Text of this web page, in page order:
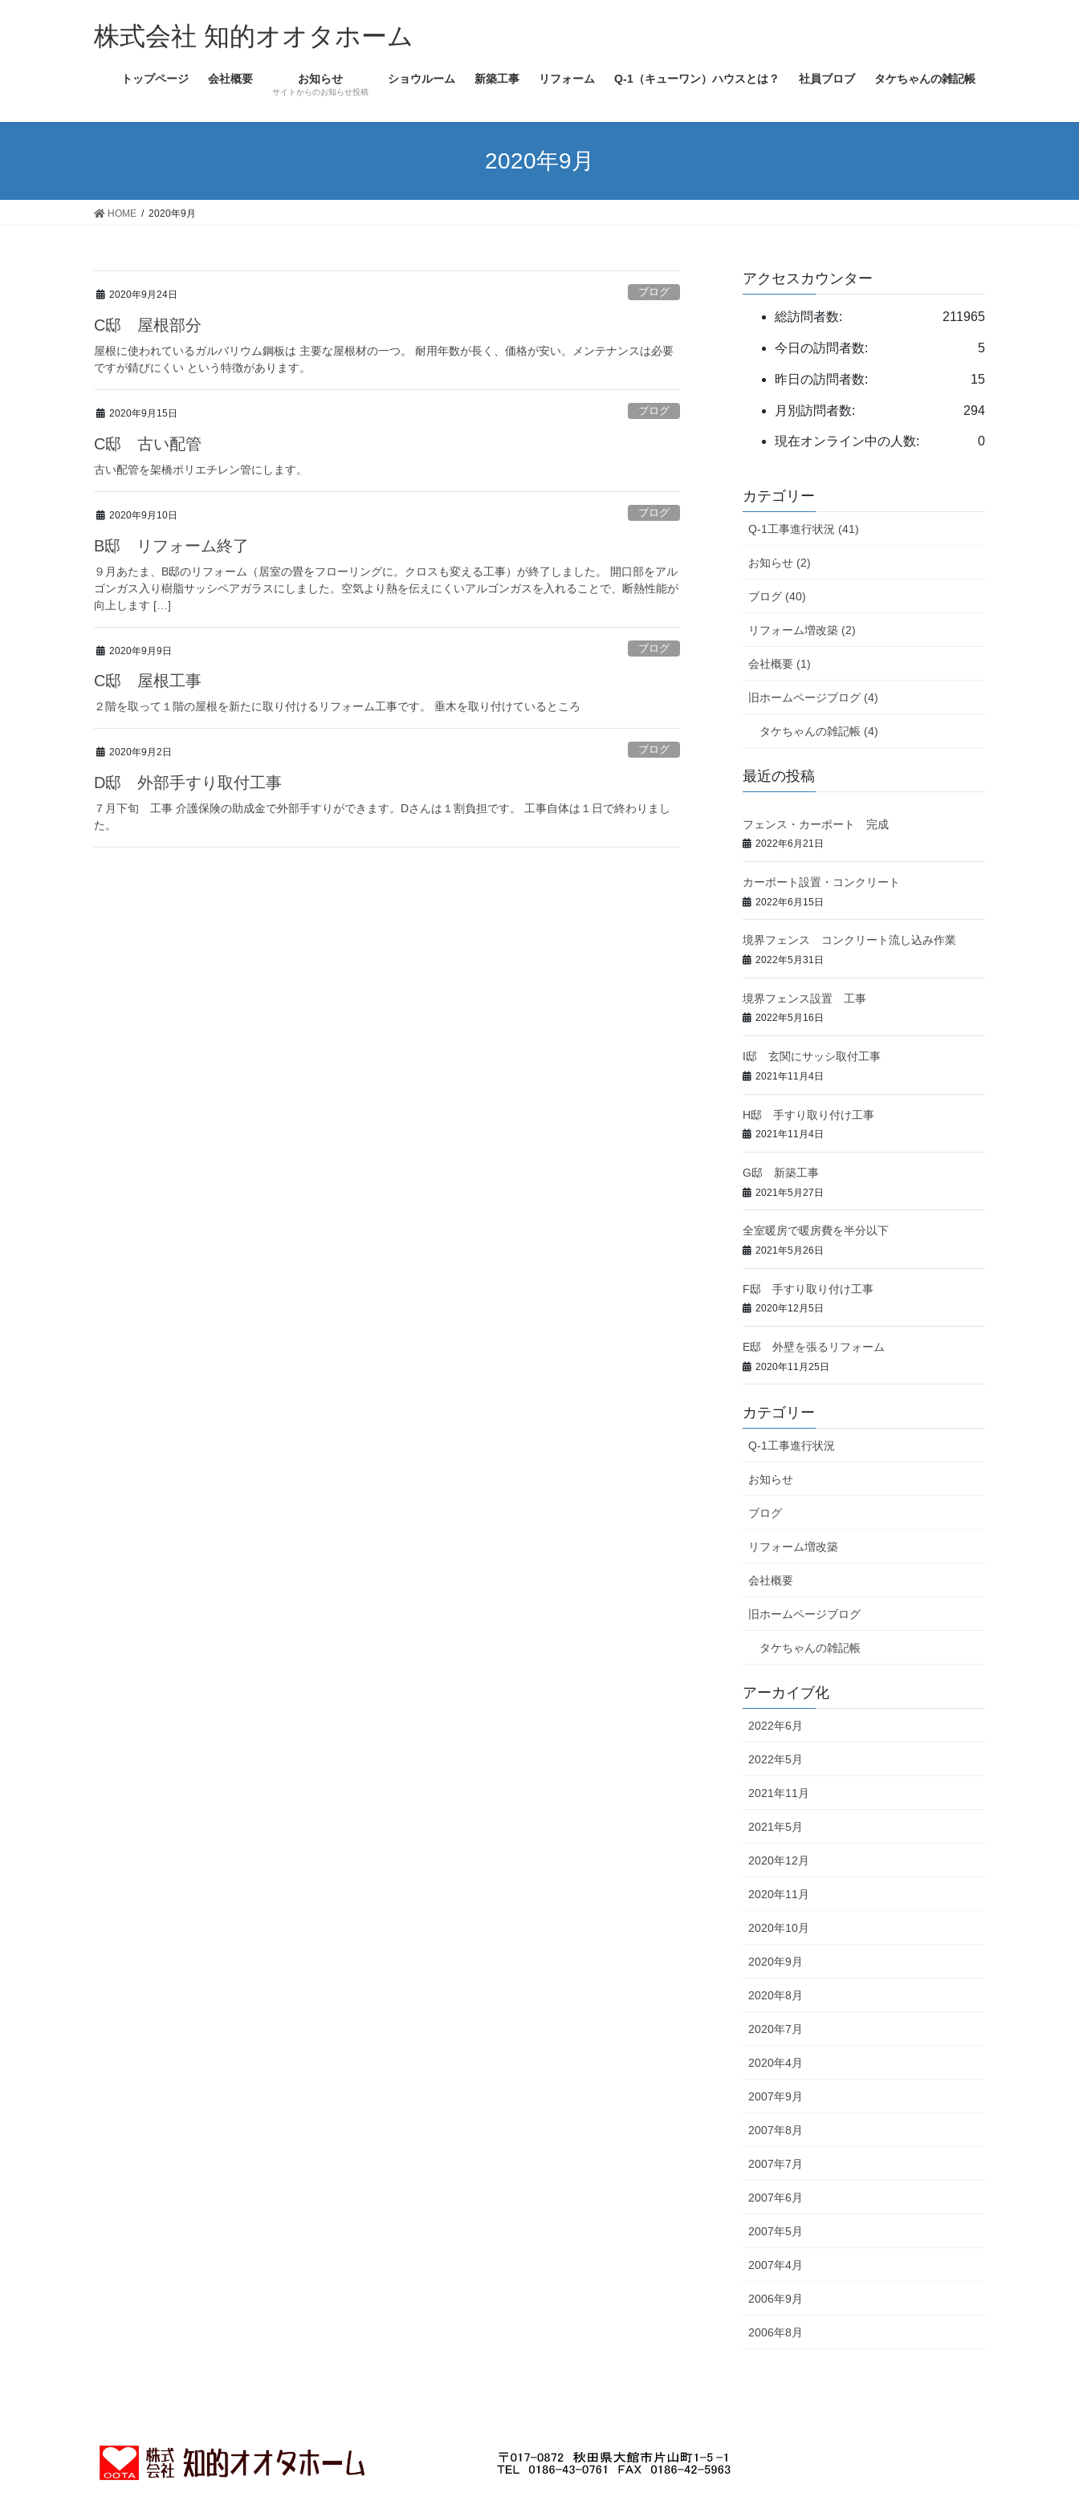
ス
ン
株式会社 知的オオタホーム
トップページ 会社概要 お知らせ
サイトからのお知らせ投稿
ショウルーム 新築工事 リフォーム Q-1（キューワン）ハウスとは？ 社員ブロブ タケちゃんの雑記帳
2020年9月
HOME 2020年9月
2020年9月24日 ブログ
C邸 屋根部分
屋根に使われているガルバリウム鋼板は 主要な屋根材の一つ。 耐用年数が長く、価格が安い。メンテナンスは必要
ですが錆びにくい という特徴があります。
2020年9月15日 ブログ
C邸 古い配管
古い配管を架橋ポリエチレン管にします。
2020年9月10日 ブログ
B邸 リフォーム終了
９月あたま、B邸のリフォーム（居室の畳をフローリングに。クロスも変える工事）が終了しました。 開口部をアル
ゴンガス入り樹脂サッシペアガラスにしました。空気より熱を伝えにくいアルゴンガスを入れることで、断熱性能が
向上します […]
2020年9月9日 ブログ
C邸 屋根工事
２階を取って１階の屋根を新たに取り付けるリフォーム工事です。 垂木を取り付けているところ
2020年9月2日 ブログ
D邸 外部手すり取付工事
７月下旬 工事 介護保険の助成金で外部手すりができます。Dさんは１割負担です。 工事自体は１日で終わりまし
た。
アクセスカウンター
211965
総訪問者数:
5
今日の訪問者数:
15
昨日の訪問者数:
294
月別訪問者数:
0
現在オンライン中の人数:
カテゴリー
Q-1工事進行状況 (41)
お知らせ (2)
ブログ (40)
リフォーム増改築 (2)
会社概要 (1)
旧ホームページブログ (4)
タケちゃんの雑記帳 (4)
最近の投稿
フェンス・カーポート 完成
2022年6月21日
カーポート設置・コンクリート
2022年6月15日
境界フェンス コンクリート流し込み作業
2022年5月31日
境界フェンス設置 工事
2022年5月16日
I邸 玄関にサッシ取付工事
2021年11月4日
H邸 手すり取り付け工事
2021年11月4日
G邸 新築工事
2021年5月27日
全室暖房で暖房費を半分以下
2021年5月26日
F邸 手すり取り付け工事
2020年12月5日
E邸 外壁を張るリフォーム
2020年11月25日
カテゴリー
Q-1工事進行状況
お知らせ
ブログ
リフォーム増改築
会社概要
旧ホームページブログ
タケちゃんの雑記帳
アーカイブ化
2022年6月
2022年5月
2021年11月
2021年5月
2020年12月
2020年11月
2020年10月
2020年9月
2020年8月
2020年7月
2020年4月
2007年9月
2007年8月
2007年7月
2007年6月
2007年5月
2007年4月
2006年9月
2006年8月